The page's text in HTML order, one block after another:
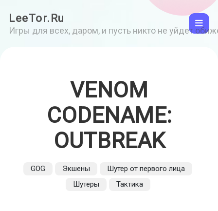
LeeTor.Ru
Игры для всех, даром, и пусть никто не уйдет
VENOM
CODENAME:
OUTBREAK
GOG Экшены
Шутер от первого лица
Шутеры
Тактика